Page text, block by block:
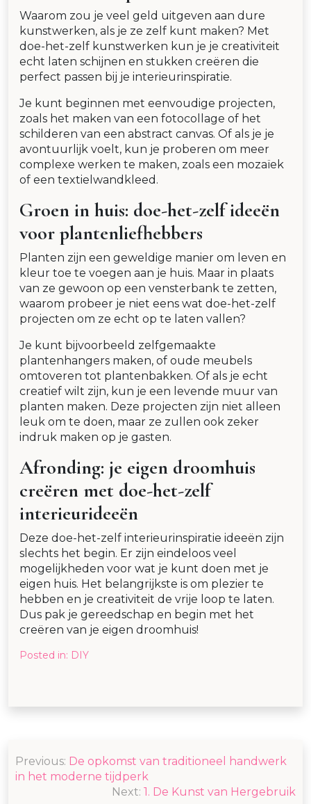
Waarom zou je veel geld uitgeven aan dure
kunstwerken, als je ze zelf kunt maken? Met
doe-het-zelf kunstwerken kun je je creativiteit
echt laten schijnen en stukken creëren die
perfect passen bij je interieurinspiratie.
Je kunt beginnen met eenvoudige projecten,
zoals het maken van een fotocollage of het
schilderen van een abstract canvas. Of als je je
avontuurlijk voelt, kun je proberen om meer
complexe werken te maken, zoals een mozaïek
of een textielwandkleed.
Groen in huis: doe-het-zelf ideeën
voor plantenliefhebbers
Planten zijn een geweldige manier om leven en
kleur toe te voegen aan je huis. Maar in plaats
van ze gewoon op een vensterbank te zetten,
waarom probeer je niet eens wat doe-het-zelf
projecten om ze echt op te laten vallen?
Je kunt bijvoorbeeld zelfgemaakte
plantenhangers maken, of oude meubels
omtoveren tot plantenbakken. Of als je echt
creatief wilt zijn, kun je een levende muur van
planten maken. Deze projecten zijn niet alleen
leuk om te doen, maar ze zullen ook zeker
indruk maken op je gasten.
Afronding: je eigen droomhuis
creëren met doe-het-zelf
interieurideeën
Deze doe-het-zelf interieurinspiratie ideeën zijn
slechts het begin. Er zijn eindeloos veel
mogelijkheden voor wat je kunt doen met je
eigen huis. Het belangrijkste is om plezier te
hebben en je creativiteit de vrije loop te laten.
Dus pak je gereedschap en begin met het
creëren van je eigen droomhuis!
Posted in: DIY
Post
navigation
Previous: De opkomst van traditioneel handwerk
in het moderne tijdperk
Next: 1. De Kunst van Hergebruik